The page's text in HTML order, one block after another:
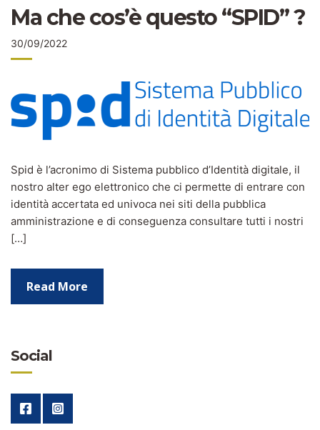
Ma che cos’è questo “SPID” ?
30/09/2022
Spid è l’acronimo di Sistema pubblico d’Identità digitale, il
nostro alter ego elettronico che ci permette di entrare con
identità accertata ed univoca nei siti della pubblica
amministrazione e di conseguenza consultare tutti i nostri
[…]
Read More
Social